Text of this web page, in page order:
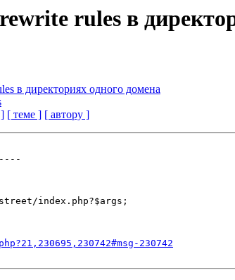
rules в
в директориях одного домена
[ теме ] [ автору ]
index.php?$args;
230742